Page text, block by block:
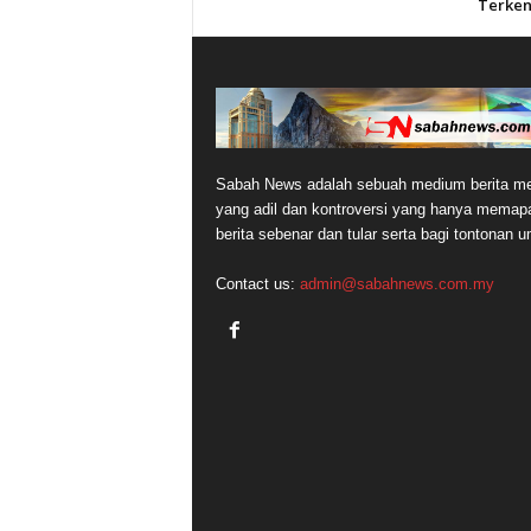
Sabah News adalah sebuah medium berita
yang adil dan kontroversi yang hanya
berita sebenar dan tular serta bagi tontonan
Contact us: admin@sabahnews.com.my